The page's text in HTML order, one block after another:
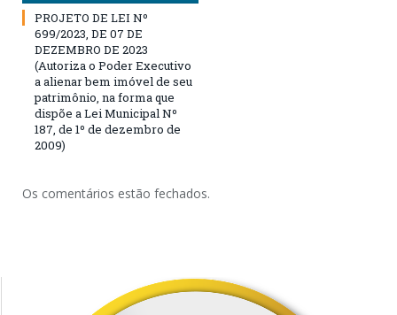
PROJETO DE LEI Nº
699/2023, DE 07 DE
DEZEMBRO DE 2023
(Autoriza o Poder Executivo
a alienar bem imóvel de seu
patrimônio, na forma que
dispõe a Lei Municipal Nº
187, de 1º de dezembro de
2009)
Os comentários estão fechados.